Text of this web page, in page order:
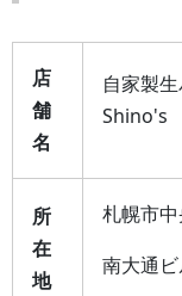
店
舗
名
自家製
Shino's
所
在
地
札幌市
南大通